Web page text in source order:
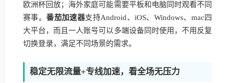
欧洲杯回放；海外家庭可能需要平板和电脑同时观看不同
赛事。番茄加速器支持Android、iOS、Windows、mac四
大平台，而且一人账号可以多端设备同时使用，不用反复
切换登录，满足不同场景的需求。
稳定无限流量+专线加速，看全场无压力